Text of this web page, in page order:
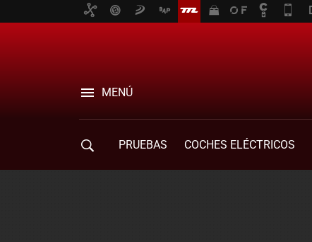
MENÚ
PRUEBAS COCHES ELÉCTRICOS